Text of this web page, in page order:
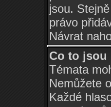
jsou.
právo
Návrat
Co to jsou
Témata
Nemůžete
Každé